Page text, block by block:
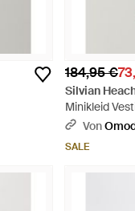
184,95 €
Silvian
Minikleid
Von
SALE